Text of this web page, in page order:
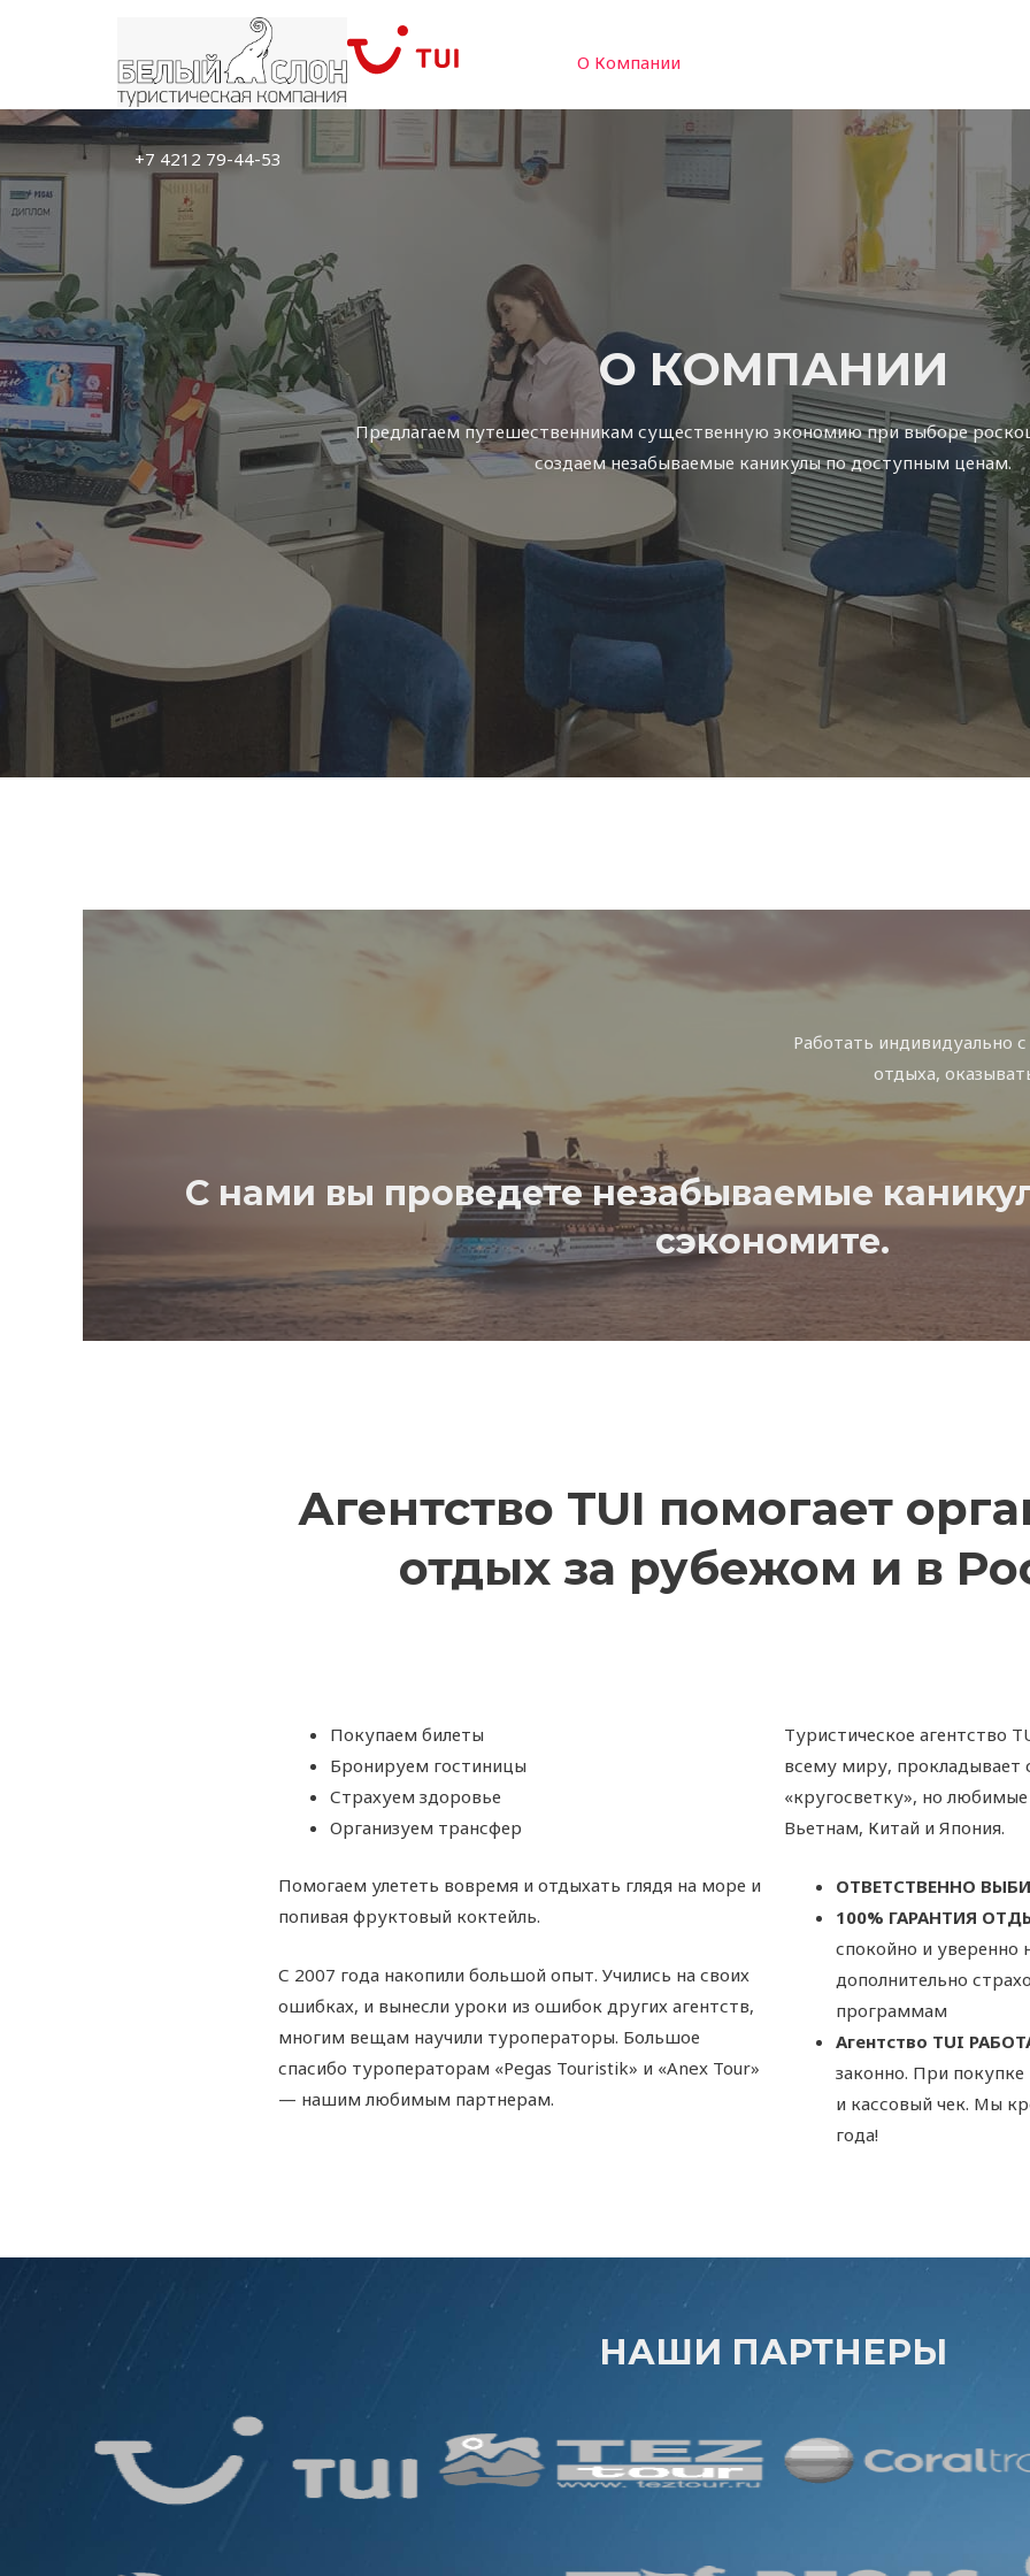
О Компании
+7 4212 79-44-53
О КОМПАНИИ
Предлагаем путешественникам существенную экономию при выборе
создаем незабываемые каникулы по доступным ценам.
Работать индивидуально
отдыха,
С нами вы проведете незабываемые
сэкономите.
Агентство TUI помогает
отдых за рубежом и в
Покупаем билеты
Бронируем гостиницы
Страхуем здоровье
Организуем трансфер
Помогаем улететь вовремя и отдыхать глядя на море и
попивая фруктовый коктейль.
С 2007 года накопили большой опыт. Учились на своих
ошибках, и вынесли уроки из ошибок других агентств,
многим вещам научили туроператоры. Большое
спасибо туроператорам «Pegas Touristik» и «Anex Tour»
— нашим любимым партнерам.
Туристическое агентство
всему миру,
«кругосветку», но
Вьетнам, Китай и Япония.
ОТВЕТСТВЕННО
100% ГАРАНТИЯ
спокойно и уверенно
дополнительно
программам
Агентство TUI
законно. При
и кассовый чек. Мы
года!
НАШИ ПАРТНЕРЫ